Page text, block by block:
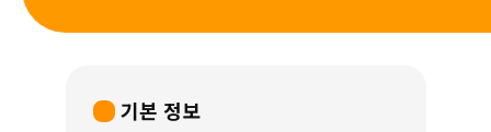
기본 정보